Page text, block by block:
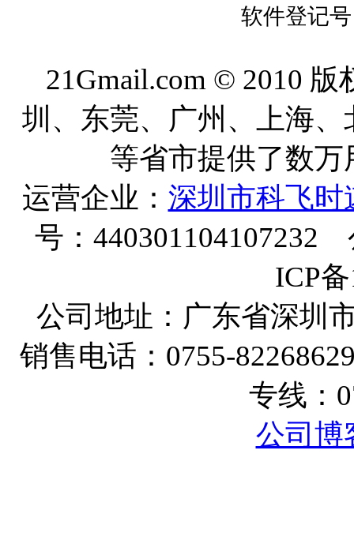
软件登记号
21Gmail.com © 2010
圳、东莞、广州、上海
等省市提供了数万
运营企业： 深圳市科飞时
号：440301104107232
ICP
公司地址：广东省深圳
销售电话： 0755-
专线：
公司博